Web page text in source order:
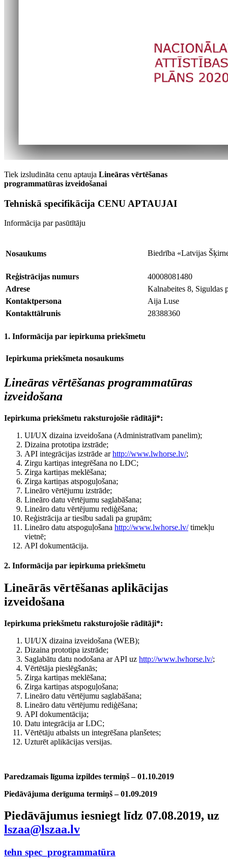
Tiek izsludināta cenu aptauja Lineāras vērtēšanas
programmatūras izveidošanai
Tehniskā specifikācija CENU APTAUJAI
Informācija par pasūtītāju
Nosaukums Biedrība «Latvijas
Reģistrācijas numurs
40008081480
Adrese
Kalnabeites 8, Siguldas
Kontaktpersona
Aija Luse
Kontakttālrunis
28388360
1. Informācija par iepirkuma priekšmetu
Iepirkuma priekšmeta nosaukums
Lineāras vērtēšanas programmatūras
izveidošana
Iepirkuma priekšmetu raksturojošie rādītāji*:
UI/UX dizaina izveidošana (Administratīvam panelim);
Dizaina prototipa izstrāde;
API integrācijas izstrāde arhttp://www.lwhorse.lv/;
Zirgu kartiņas integrēšana no LDC;
Zirga kartiņas meklēšana;
Zirga kartiņas atspoguļošana;
Lineāro vērtējumu izstrāde;
Lineāro datu vērtējumu saglabāšana;
Lineāro datu vērtējumu rediģēšana;
Reģistrācija ar tiesību sadali pa grupām;
Lineāro datu atspoguļošana http://www.lwhorse.lv/timekļu
vietnē;
API dokumentācija.
2. Informācija par iepirkuma priekšmetu
Lineārās vērtēšanas aplikācijas
izveidošana
Iepirkuma priekšmetu raksturojošie rādītāji*:
UI/UX dizaina izveidošana (WEB);
Dizaina prototipa izstrāde;
Saglabātu datu nodošana ar API uz http://www.lwhorse.lv/;
Vērtētāja pieslēgšanās;
Zirga kartiņas meklēšana;
Zirga kartiņas atspoguļošana;
Lineāro datu vērtējumu saglabāšana;
Lineāro datu vērtējumu rediģēšana;
API dokumentācija;
Datu integrācija ar LDC;
Vērtētāju atbalsts un integrēšana planšetes;
Uzturēt aplikācijas versijas.
Paredzamais līguma izpildes termiņš – 01.10.2019
Piedāvājuma derīguma termiņš – 01.09.2019
Piedāvājumus iesniegt līdz 07.08.2019, uz
lszaa@lszaa.lv
tehn spec_programmatūra